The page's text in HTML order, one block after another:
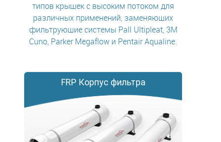
типов крышек с высоким потоком для
различных применений, заменяющих
фильтрующие системы Pall Ultipleat, 3M
Cuno, Parker Megaflow и Pentair Aqualine.
FRP Корпус фильтра